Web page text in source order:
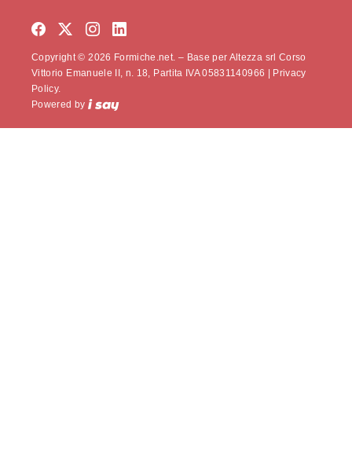
Copyright © 2026 Formiche.net. – Base per Altezza srl Corso
Vittorio Emanuele II, n. 18, Partita IVA 05831140966 |
Privacy
Policy.
Powered by